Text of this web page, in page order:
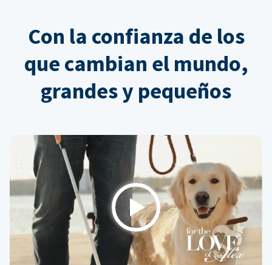
Con la confianza de los
que cambian el mundo,
grandes y pequeños
Play